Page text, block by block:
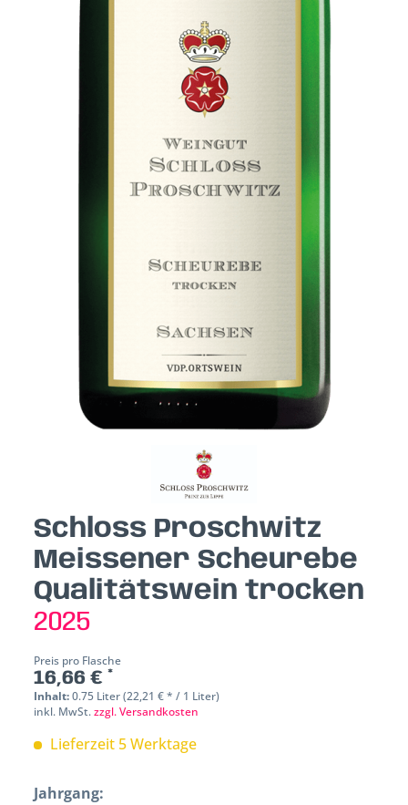
Schloss Proschwitz
Meissener Scheurebe
Qualitätswein trocken
2025
Preis pro Flasche
16,66 € *
Inhalt:0.75 Liter (22,21 € * / 1 Liter)
inkl. MwSt.zzgl. Versandkosten
Lieferzeit 5 Werktage
Jahrgang: